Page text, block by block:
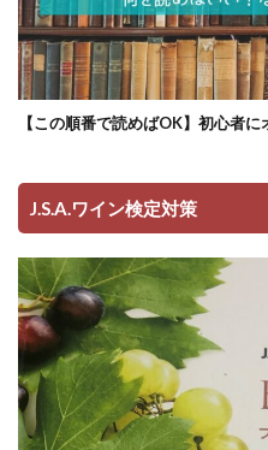
【この順番で読めばOK】初心者
J.S.A.ワイン検定対策